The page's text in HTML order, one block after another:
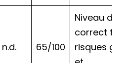
n.d. 65/100
Niveau
correct
risques